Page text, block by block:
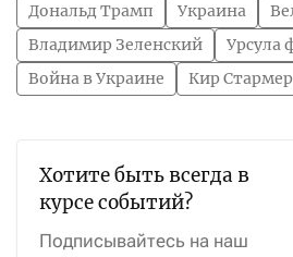
Дональд Трамп Украина
Владимир Зеленский
Урсула
Война в Украине
Кир Стармер
Хотите быть всегда в
курсе событий?
Подписывайтесь на наш